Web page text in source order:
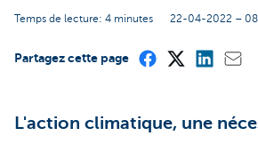
Temps de lecture: 4 minutes 22-04-2022 –
Partagez cette page
L'action climatique, une